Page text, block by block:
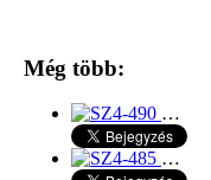
Még több:
…
…